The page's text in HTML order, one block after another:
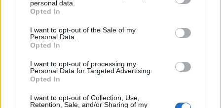
personal data.
Opted In
I want to opt-out of the Sale of my
Personal Data.
Opted In
I want to opt-out of processing my
Personal Data for Targeted Advertising.
Opted In
I want to opt-out of Collection, Use,
Retention, Sale, and/or Sharing of my
Κάταγμα κόπωσης: O αθόρυβος
τραυματισμός που σε σταματά πριν το
καταλάβεις